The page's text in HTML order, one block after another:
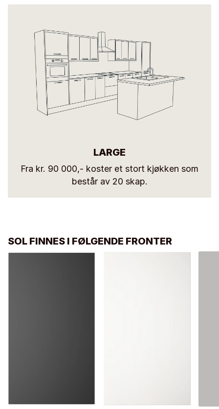
LARGE
Fra kr. 90 000,- koster et stort kjøkken som
består av 20 skap.
SOL FINNES I FØLGENDE FRONTER